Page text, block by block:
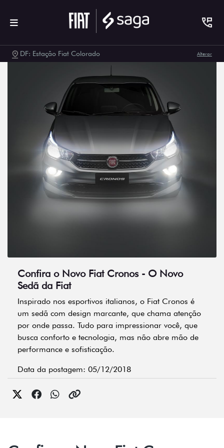
DF: Estação Fiat Colorado Alterar
Confira o Novo Fiat Cronos - O Novo
Sedã da Fiat
Inspirado nos esportivos italianos, o Fiat Cronos é
um sedã com design marcante, que chama atenção
por onde passa. Tudo para impressionar você, que
busca conforto e tecnologia, mas não abre mão de
performance e sofisticação.
Data da postagem: 05/12/2018